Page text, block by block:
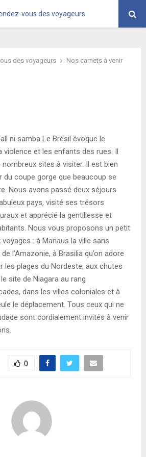
des voyageurs
Nos carnets à venir
ni samba Le Brésil évoque le
violence et les enfants des rues. Il
sites à visiter. Il est bien
du coupe gorge que beaucoup se
Nous avons passé deux séjours
pays, visité ses trésors
et apprécié la gentillesse et
Nous vous proposons un petit
: à Manaus la ville sans
l’Amazonie, à Brasilia qu’on adore
les plages du Nordeste, aux chutes
site de Niagara au rang
dans les villes coloniales et à
le déplacement. Tous ceux qui ne
sont cordialement invités à venir
0